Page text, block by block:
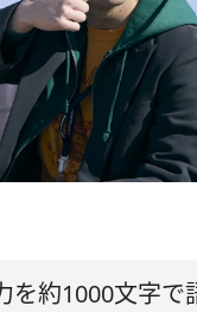
を約1000文字で